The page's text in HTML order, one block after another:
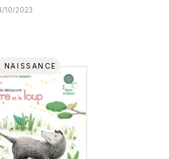
10/2023
NAISSANCE